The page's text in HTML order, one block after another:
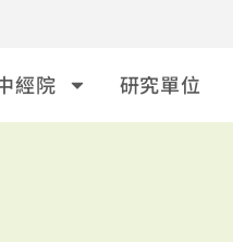
經院 研究單位